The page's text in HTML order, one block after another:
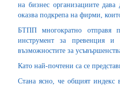
на бизнес организациите дава
оказва подкрепа на фирми,
БТПП многократно отправя
инструмент за превенция и
възможностите за
Като най-почтени са се
Стана ясно, че общият индекс